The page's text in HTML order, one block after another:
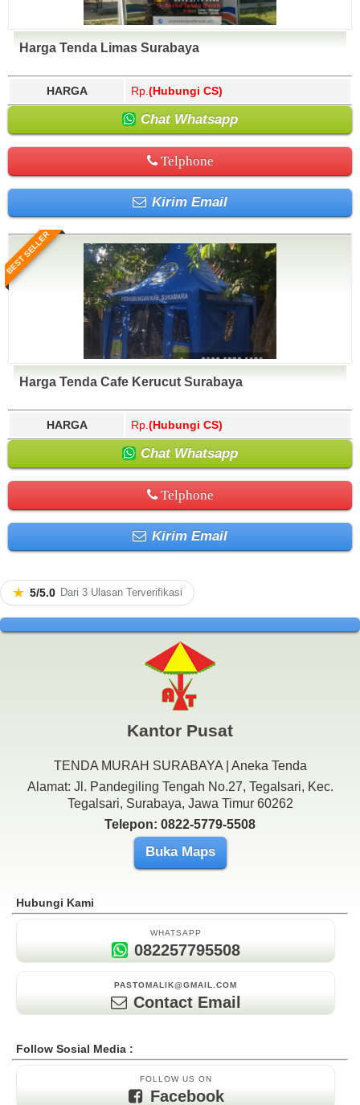
Harga Tenda Limas Surabaya
HARGA Rp. (Hubungi CS)
Chat Whatsapp
Telphone
Kirim Email
BEST SELLER
Harga Tenda Cafe Kerucut Surabaya
HARGA Rp. (Hubungi CS)
Chat Whatsapp
Telphone
Kirim Email
★ 5/5.0 Dari 3 Ulasan Terverifikasi
Kantor Pusat
TENDA MURAH SURABAYA | Aneka Tenda
Alamat: Jl. Pandegiling Tengah No.27, Tegalsari, Kec.
Tegalsari, Surabaya, Jawa Timur 60262
Telepon: 0822-5779-5508
Buka Maps
Hubungi Kami
WHATSAPP
082257795508
PASTOMALIK@GMAIL.COM
Contact Email
Follow Sosial Media :
FOLLOW US ON
Facebook